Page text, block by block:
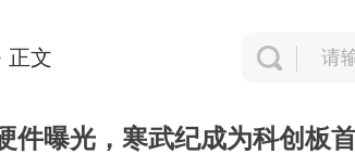
正文
件曝光，寒武纪成为科创板